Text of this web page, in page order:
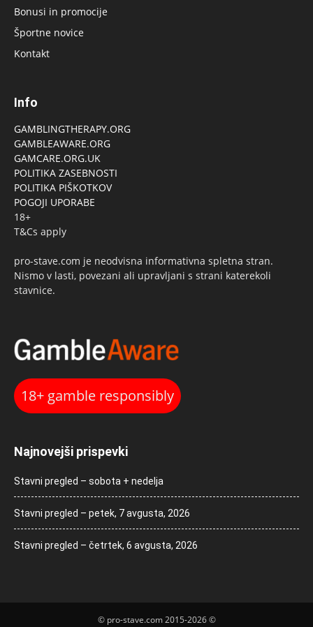
Bonusi in promocije
Športne novice
Kontakt
Info
GAMBLINGTHERAPY.ORG
GAMBLEAWARE.ORG
GAMCARE.ORG.UK
POLITIKA ZASEBNOSTI
POLITIKA PIŠKOTKOV
POGOJI UPORABE
18+
T&Cs apply
pro-stave.com je neodvisna informativna spletna stran.
Nismo v lasti, povezani ali upravljani s strani katerekoli
stavnice.
18+ gamble responsibly
Najnovejši prispevki
Stavni pregled – sobota + nedelja
Stavni pregled – petek, 7 avgusta, 2026
Stavni pregled – četrtek, 6 avgusta, 2026
© pro-stave.com 2015-2026 ©